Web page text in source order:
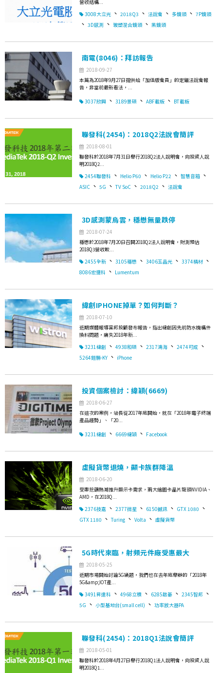
營收結構...
3008大立光 、 2018Q3 、 法說會 、 多鏡頭 、 7P鏡頭
、 3D感測 、 玻塑混合鏡頭 、 黑鏡頭
南電(8046)：拜訪報告
2018-09-27
本篇為2018年9月27日提供給「加值版會員」的定錨法說會報
告，非當前最新看法，...
3037欣興 、 3189景碩 、 ABF載板 、 BT載板
聯發科(2454)：2018Q2法說會簡評
2018-08-01
聯發科於2018年7月31日舉行2018Q2法人說明會，向投資人說
明2018Q2...
2454聯發科 、 Helio P60 、 Helio P22 、 智慧音箱 、
ASIC 、 5G 、 TV SoC 、 2018Q2 、 法說會
3D感測蒙烏雲，穩懋無量跌停
2018-07-24
穩懋於2018年7月20日召開2018Q2法人說明會，財測預估
2018Q3營收較...
2455全新 、 3105穩懋 、 3406玉晶光 、 3374精材 、
8086宏捷科 、 Lumentum
緯創IPHONE掉單？如何判斷？
2018-07-10
近期媒體報導富邦投顧發布報告，指出緯創因先前防水機構件
換料問題，痛失2018年新...
3231緯創 、 4938和碩 、 2317鴻海 、 2474可成 、
5264鎧勝-KY 、 iPhone
投資個案檢討：緯穎(6669)
2018-06-27
在這次的案例，站長從2017年底開始，就在「2018年電子終端
產品趨勢」、「20...
3231緯創 、 6669緯穎 、 Facebook
虛擬貨幣退燒，顯卡族群降溫
2018-06-20
受惠挖礦熱潮推升顯示卡需求，兩大繪圖卡晶片龍頭NVIDIA、
AMD，在2018Q...
2376技嘉 、 2377微星 、 6150撼訊 、 GTX 1080 、
GTX 1180 、 Turing 、 Volta 、 虛擬貨幣
5G時代來臨，射頻元件廠受惠最大
2018-05-25
近期市場開始討論5G議題，我們也在去年底舉辦的「2018年
5G&amp;IOT產...
3491昇達科 、 4968立積 、 6285啟碁 、 2345智邦 、
5G 、 小型基地台(small cell) 、 功率放大器PA
聯發科(2454)：2018Q1法說會簡評
2018-05-01
聯發科於2018年4月27日舉行2018Q1法人說明會，向投資人說
明2018Q1...